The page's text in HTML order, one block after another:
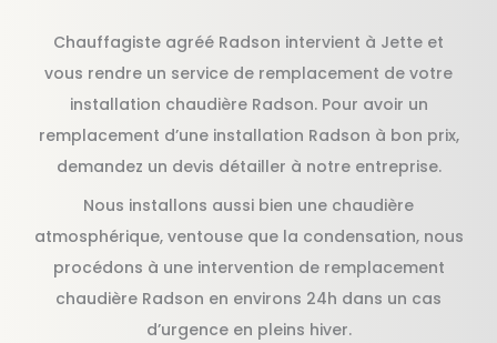
Chauffagiste agréé Radson intervient à Jette et
vous rendre un service de remplacement de votre
installation chaudière Radson. Pour avoir un
remplacement d’une installation Radson à bon prix,
demandez un devis détailler à notre entreprise.
Nous installons aussi bien une chaudière
atmosphérique, ventouse que la condensation, nous
procédons à une intervention de remplacement
chaudière Radson en environs 24h dans un cas
d’urgence en pleins hiver.